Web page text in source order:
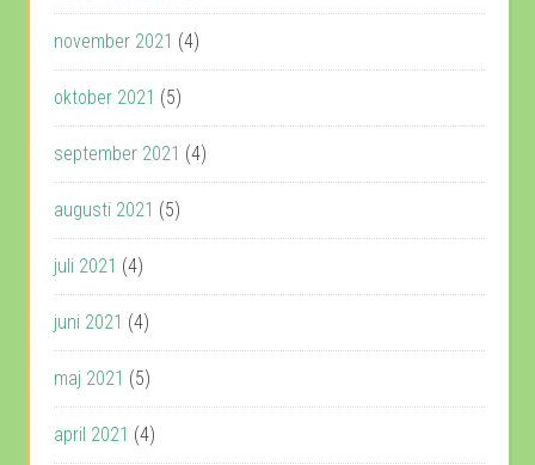
november 2021 (4)
oktober 2021 (5)
september 2021 (4)
augusti 2021 (5)
juli 2021 (4)
juni 2021 (4)
maj 2021 (5)
april 2021 (4)